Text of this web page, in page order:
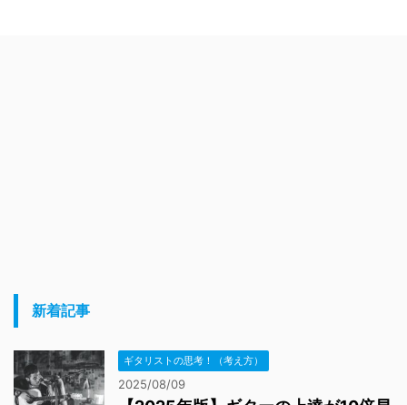
新着記事
ギタリストの思考！（考え方）
2025/08/09